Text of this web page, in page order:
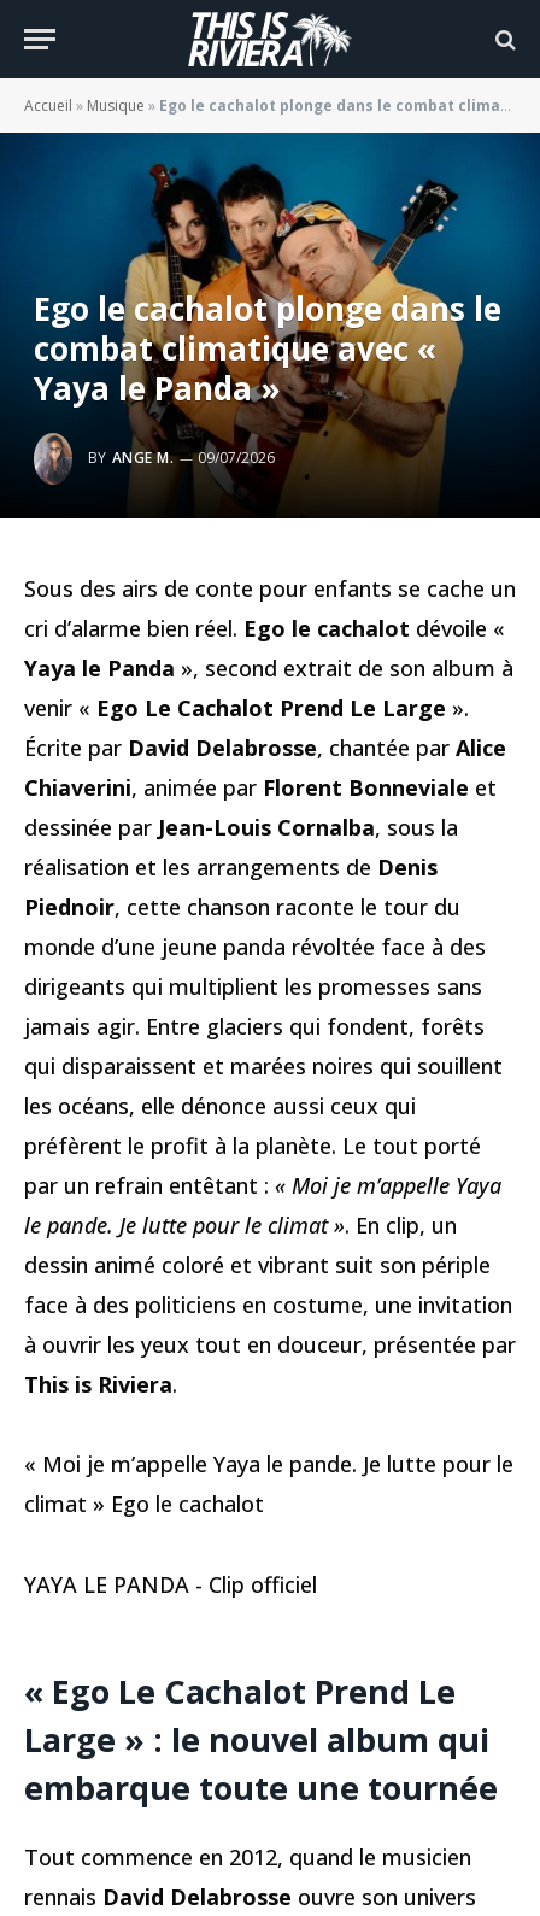
Accueil » Musique » Ego le cachalot plonge dans le combat climatique avec « Yaya le Panda »
Ego le cachalot plonge dans le
combat climatique avec «
Yaya le Panda »
BY ANGE M. 09/07/2026
Sous des airs de conte pour enfants se cache un
cri d’alarme bien réel. Ego le cachalot dévoile «
Yaya le Panda », second extrait de son album à
venir « Ego Le Cachalot Prend Le Large ».
Écrite par David Delabrosse, chantée par Alice
Chiaverini, animée par Florent Bonneviale et
dessinée par Jean-Louis Cornalba, sous la
réalisation et les arrangements de Denis
Piednoir, cette chanson raconte le tour du
monde d’une jeune panda révoltée face à des
dirigeants qui multiplient les promesses sans
jamais agir. Entre glaciers qui fondent, forêts
qui disparaissent et marées noires qui souillent
les océans, elle dénonce aussi ceux qui
préfèrent le profit à la planète. Le tout porté
par un refrain entêtant : « Moi je m’appelle Yaya
le pande. Je lutte pour le climat ». En clip, un
dessin animé coloré et vibrant suit son périple
face à des politiciens en costume, une invitation
à ouvrir les yeux tout en douceur, présentée par
This is Riviera.
« Moi je m’appelle Yaya le pande. Je lutte pour le
climat » Ego le cachalot
YAYA LE PANDA - Clip officiel
« Ego Le Cachalot Prend Le
Large » : le nouvel album qui
embarque toute une tournée
Tout commence en 2012, quand le musicien
rennais David Delabrosse ouvre son univers